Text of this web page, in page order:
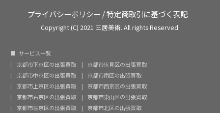
プライバシーポリシー /特定商取引に基づく表記
Copyright (C) 2021 三居美術. All rights Reserved.
サービス一覧
京都市下京区の出張買取
京都市伏見区の出張買取
京都市中京区の出張買取
京都市南区の出張買取
京都市上京区の出張買取
京都市西京区の出張買取
京都市右京区の出張買取
京都市東山区の出張買取
京都市左京区の出張買取
京都市北区の出張買取